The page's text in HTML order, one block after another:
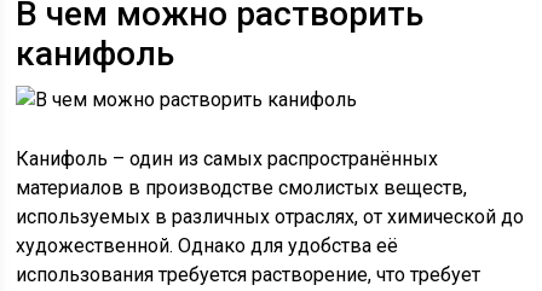
В чем можно растворить
канифоль
Канифоль – один из самых распространённых
материалов в производстве смолистых веществ,
используемых в различных отраслях, от химической до
художественной. Однако для удобства её
использования требуется растворение, что требует